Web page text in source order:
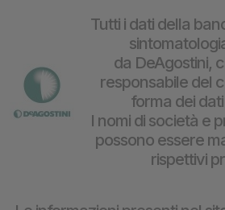
Tutti i dati della
da DeAgostini,
responsabile del
forma dei
I nomi di società e
possono essere
rispettivi